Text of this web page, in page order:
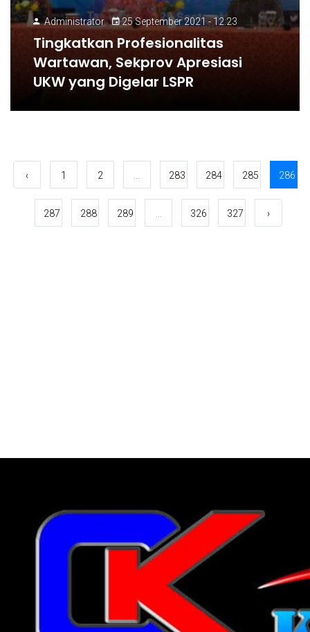
Administrator 25 September 2021 - 12:23
Tingkatkan Profesionalitas
Wartawan, Sekprov Apresiasi
UKW yang Digelar LSPR
‹ 1 2 283 284 285 286
287 288 289 326 327 ›